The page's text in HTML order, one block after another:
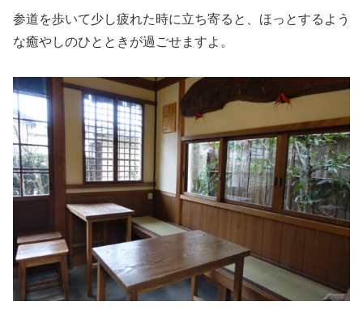
参道を歩いて少し疲れた時に立ち寄ると、ほっとするよう
な癒やしのひとときが過ごせますよ。